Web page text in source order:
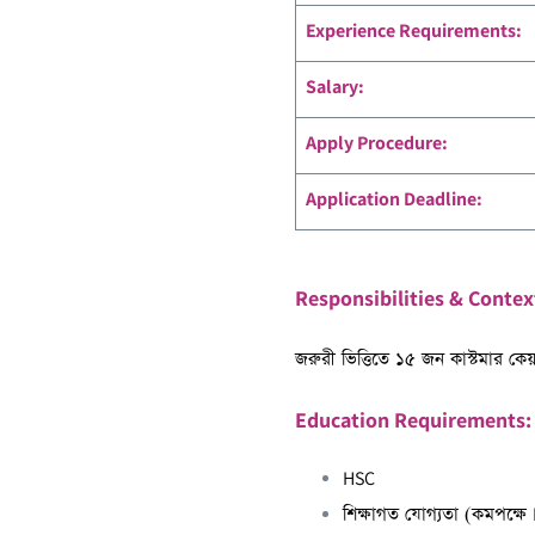
Experience Requirements:
Salary:
Apply Procedure:
Application Deadline:
Responsibilities &
জরুরী ভিত্তিতে ১৫ জন কাস্টমার
Education Requirements:
HSC
শিক্ষাগত যোগ্যতা (কমপক্ষে